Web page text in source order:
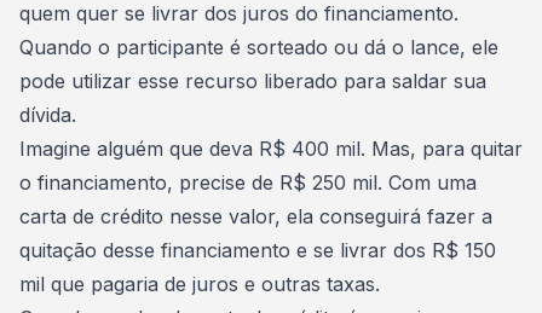
quem quer se livrar dos juros do financiamento.
Quando o participante é sorteado ou dá o lance, ele
pode utilizar esse recurso liberado para saldar sua
dívida.
Imagine alguém que deva R$ 400 mil. Mas, para quitar
o financiamento, precise de R$ 250 mil. Com uma
carta de crédito nesse valor, ela conseguirá fazer a
quitação desse financiamento e se livrar dos R$ 150
mil que pagaria de juros e outras taxas.